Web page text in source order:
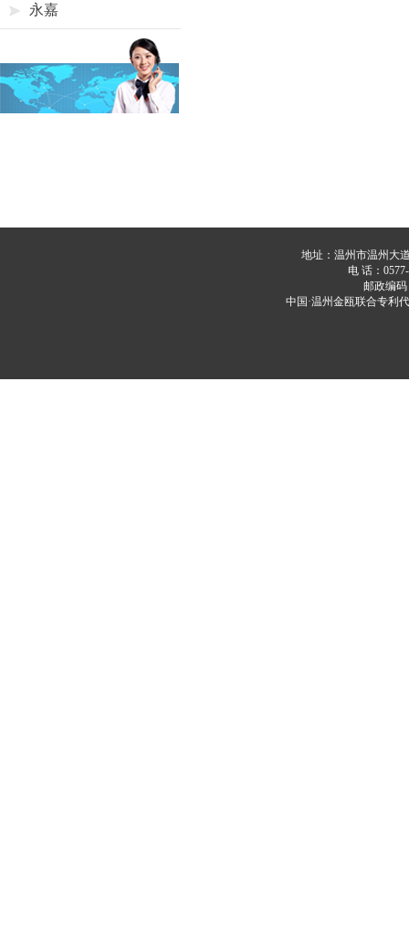
永嘉
地址：温州市温州大
电 话：
邮政编码
中国·温州金瓯联合专